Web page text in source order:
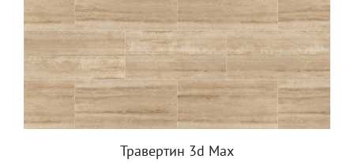
Травертин 3d Max